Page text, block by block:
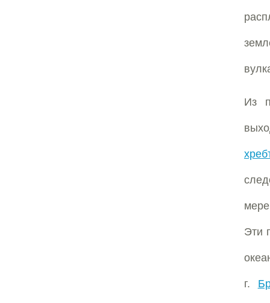
Из
Эти
г.